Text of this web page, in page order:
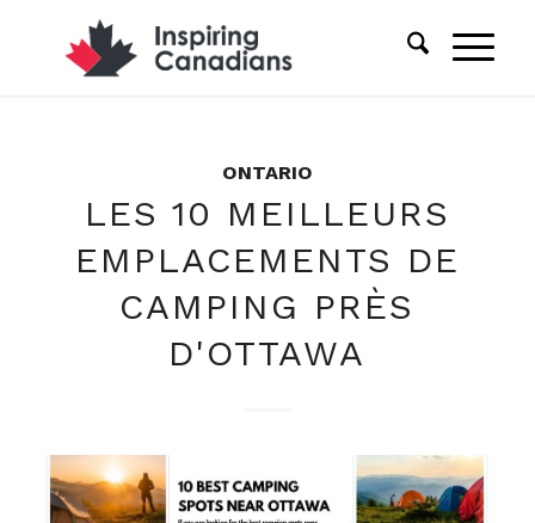
ONTARIO
LES 10 MEILLEURS
EMPLACEMENTS DE
CAMPING PRÈS
D'OTTAWA